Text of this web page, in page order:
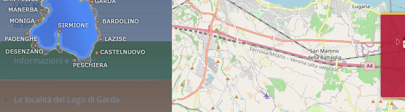
LAST MINUTE
Ricerca alloggi...
Informazioni e servizi
Le località del Lago di Garda